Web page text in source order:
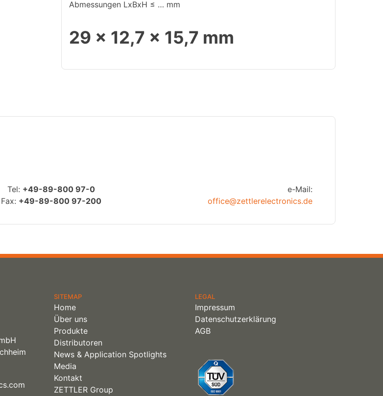
Abmessungen LxBxH ≤ … mm
29 x 12,7 x 15,7 mm
Tel: +49-89-800 97-0
Fax: +49-89-800 97-200
e-Mail:
office@zettlerelectronics.de
SITEMAP
Home
Über uns
Produkte
Distributoren
News & Application Spotlights
Media
Kontakt
ZETTLER Group
LEGAL
Impressum
Datenschutzerklärung
AGB